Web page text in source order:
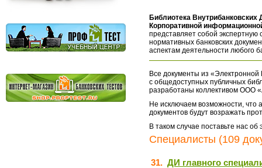
Библиотека
Корпоративной
представляет собой экспертную
нормативных банковских
аспектам деятельности любого
Все документы из «Электронной
с общедоступных публичных
разработаны коллективом ООО
Не исключаем возможности, что
документов будут возражать
В таком случае поставьте нас
Специалисты (109
31. ДИ главного